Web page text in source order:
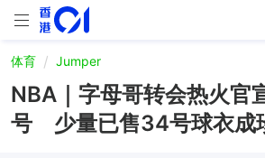
体育 Jumper
NBA｜字母哥转会热火官
号 少量已售34号球衣成